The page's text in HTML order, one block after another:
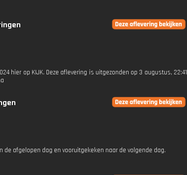
hier op KIJK. Deze aflevering is uitgezonden op 3 augustus, 22:41
afgelopen dag en vooruitgekeken naar de volgende dag.